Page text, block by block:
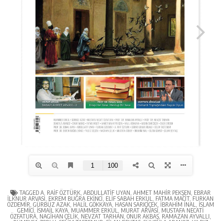
TAGGED A. RAIF ÖZTÜRK, ABDULLATIF UYAN, AHMET MAHIR PEKŞEN, EBRAR
İLKNUR ARVASI, EKREM BUĞRA EKINCI, ELIF SABAH ERKUL, FATMA MACIT, FURKAN
ÖZDEMIR, GÜRBÜZ AZAK, HALIL GÖKKAYA, HASAN SARIÇIÇEK, İBRAHIM İNAL, İSLAM
GEMICI, İSMAIL KAYA, MUAMMER ERKUL, MURAT ARVASI, MUSTAFA NECATI
ÖZFATURA, NAGIHAN ÇELIK, NEVZAT TARHAN, ONUR AKBAŞ, RAMAZAN AYVALLI,